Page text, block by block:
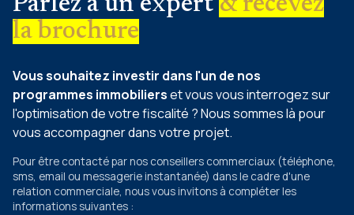
Parlez à un expert & recevez
la brochure
Vous souhaitez investir dans l'un de nos
programmes immobilierset vous vous interrogez sur
l'optimisation de votre fiscalité ? Nous sommes là pour
vous accompagner dans votre projet.
Pour être contacté par nos conseillers commerciaux (téléphone,
sms, email ou messagerie instantanée) dans le cadre d'une
relation commerciale, nous vous invitons à compléter les
informations suivantes :